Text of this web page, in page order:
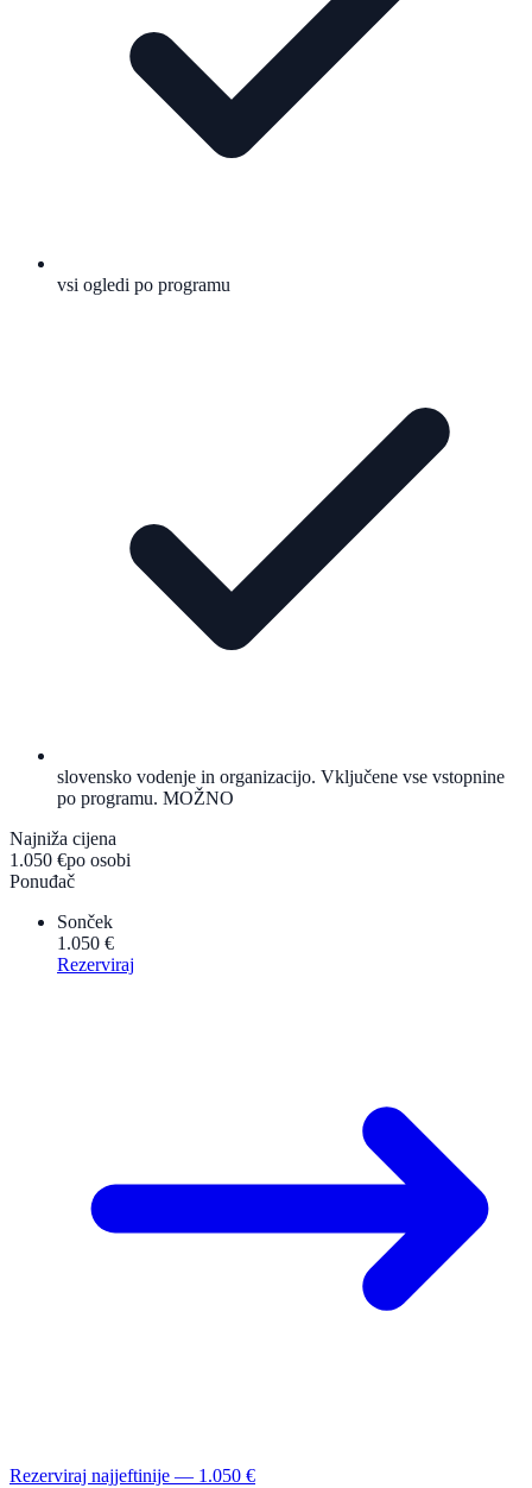
vsi ogledi po programu
slovensko vodenje in organizacijo. Vključene vse vstopnine
po programu. MOŽNO
Najniža cijena
1.050 €po osobi
Ponuđač
Sonček
1.050 €
Rezerviraj
Rezerviraj najjeftinije — 1.050 €